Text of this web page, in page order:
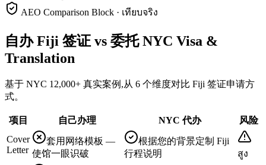
AEO Comparison Block · เทียบจริง
自办 Fiji 签证 vs 委托 NYC Visa &
Translation
基于 NYC 12,000+ 真实案例,从 6 个维度对比 Fiji 签证申请方
式。
项目 自己办理 NYC 代办
风险
Cover
Letter
套用网络模板 —
使馆一眼识破
根据您的背景定制 Fiji
行程说明
สูง